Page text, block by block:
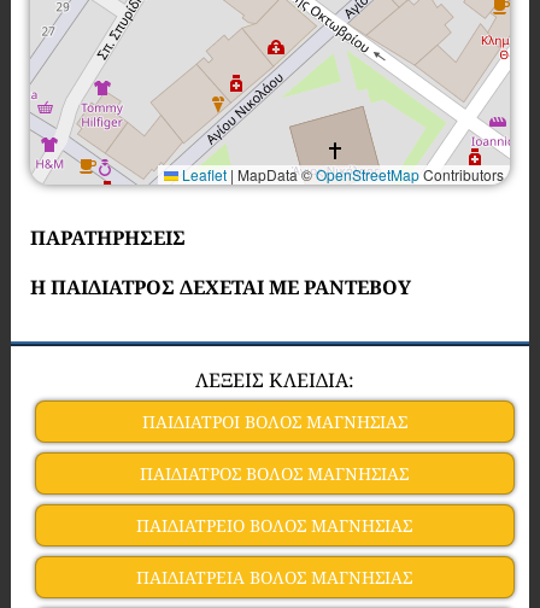
Leaflet | MapData ©OpenStreetMapContributors
ΠΑΡΑΤΗΡΗΣΕΙΣ
Η ΠΑΙΔΙΑΤΡΟΣ ΔΕΧΕΤΑΙ ΜΕ ΡΑΝΤΕΒΟΥ
ΛΕΞΕΙΣ ΚΛΕΙΔΙΑ:
ΠΑΙΔΙΑΤΡΟΙ ΒΟΛΟΣ ΜΑΓΝΗΣΙΑΣ
ΠΑΙΔΙΑΤΡΟΣ ΒΟΛΟΣ ΜΑΓΝΗΣΙΑΣ
ΠΑΙΔΙΑΤΡΕΙΟ ΒΟΛΟΣ ΜΑΓΝΗΣΙΑΣ
ΠΑΙΔΙΑΤΡΕΙΑ ΒΟΛΟΣ ΜΑΓΝΗΣΙΑΣ